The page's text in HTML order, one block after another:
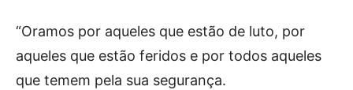
“Oramos por aqueles que estão de luto, por
aqueles que estão feridos e por todos aqueles
que temem pela sua segurança.